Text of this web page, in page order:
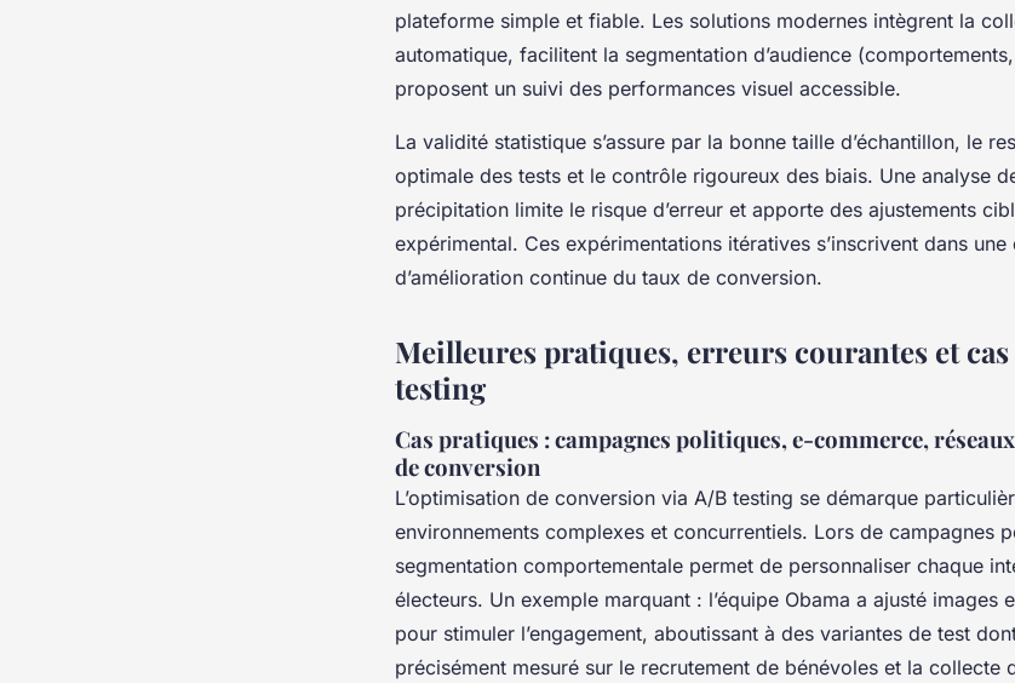
plateforme simple et fiable. Les solutions modernes intègrent la
automatique, facilitent la segmentation d’audience
proposent un suivi des performances visuel accessible.
La validité statistique s’assure par la bonne taille d’échantillon, le
optimale des tests et le contrôle rigoureux des biais. Une analyse
précipitation limite le risque d’erreur et apporte des ajustements
expérimental. Ces expérimentations itératives s’inscrivent dans une
d’amélioration continue du taux de conversion.
Meilleures pratiques, erreurs courantes et
testing
Cas pratiques : campagnes politiques, e-commerce,
de conversion
L’optimisation de conversion via A/B testing se démarque
environnements complexes et concurrentiels. Lors de campagnes
segmentation comportementale permet de personnaliser chaque
électeurs. Un exemple marquant : l’équipe Obama a ajusté images
pour stimuler l’engagement, aboutissant à des variantes de test
précisément mesuré sur le recrutement de bénévoles et la collecte